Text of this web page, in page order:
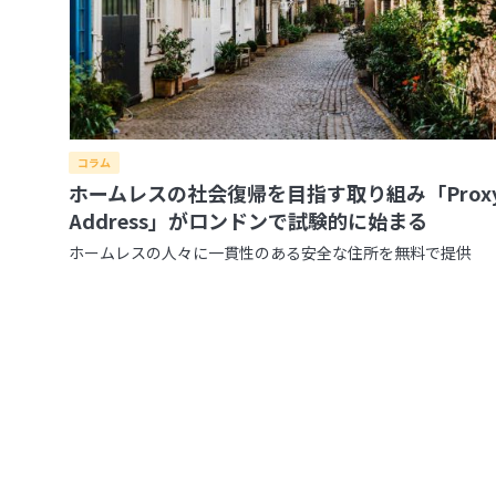
コラム
ホームレスの社会復帰を目指す取り組み「
Address」がロンドンで試験的に始まる
ホームレスの人々に一貫性のある安全な住所を無料で提供